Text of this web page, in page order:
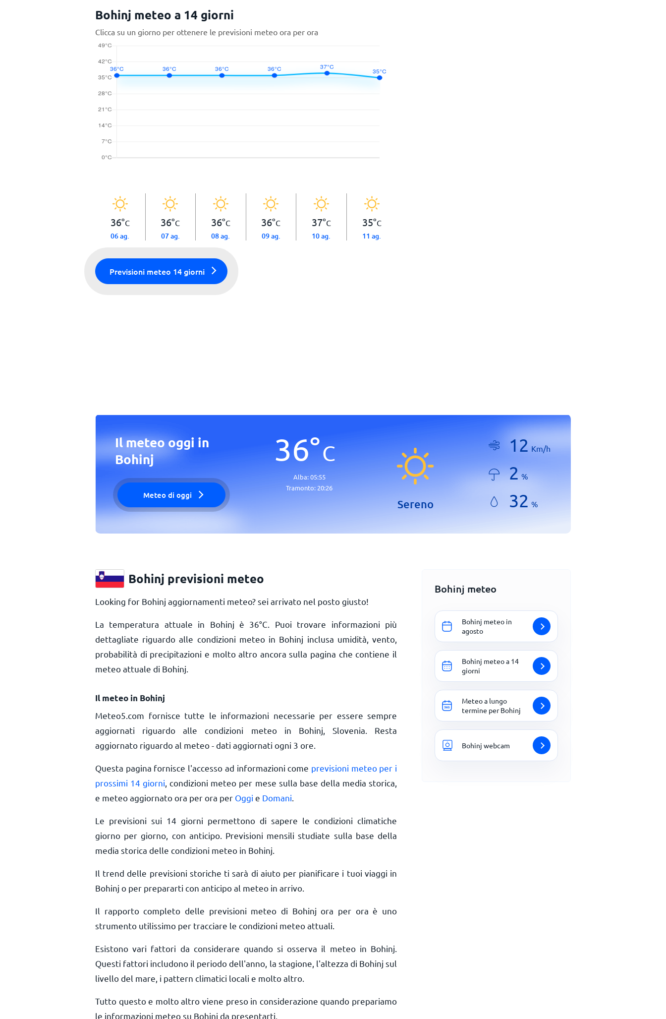
Bohinj meteo a 14 giorni
Clicca su un giorno per ottenere le previsioni meteo ora per ora
36°C
06 ag.
36°C
07 ag.
36°C
08 ag.
36°C
09 ag.
37°C
10 ag.
35°C
11 ag.
Previsioni meteo 14 giorni
Il meteo oggi in
Bohinj
Meteo di oggi
36°C
Alba:05:55
Tramonto: 20:26
Sereno
12 Km/h
2 %
32 %
Bohinj previsioni meteo
Looking for Bohinj aggiornamenti meteo? sei arrivato nel posto giusto!
La temperatura attuale in Bohinj è 36°C . Puoi trovare informazioni più
dettagliate riguardo alle condizioni meteo in Bohinj inclusa umidità, vento,
probabilità di precipitazioni e molto altro ancora sulla pagina che contiene il
meteo attuale di Bohinj.
Il meteo in Bohinj
Meteo5.com fornisce tutte le informazioni necessarie per essere sempre
aggiornati riguardo alle condizioni meteo in Bohinj, Slovenia. Resta
aggiornato riguardo al meteo - dati aggiornati ogni 3 ore.
Questa pagina fornisce l'accesso ad informazioni come previsioni meteo per i
prossimi 14 giorni , condizioni meteo per mese sulla base della media storica,
e meteo aggiornato ora per ora per Oggi e Domani
Le previsioni sui 14 giorni permettono di sapere le condizioni climatiche
giorno per giorno, con anticipo. Previsioni mensili studiate sulla base della
media storica delle condizioni meteo in Bohinj.
Il trend delle previsioni storiche ti sarà di aiuto per pianificare i tuoi viaggi in
Bohinj o per prepararti con anticipo al meteo in arrivo.
Il rapporto completo delle previsioni meteo di Bohinj ora per ora è uno
strumento utilissimo per tracciare le condizioni meteo attuali.
Esistono vari fattori da considerare quando si osserva il meteo in Bohinj.
Questi fattori includono il periodo dell'anno, la stagione, l'altezza di Bohinj sul
livello del mare, i pattern climatici locali e molto altro.
Tutto questo e molto altro viene preso in considerazione quando prepariamo
le informazioni meteo su Bohinj da presentarti.
Bohinj meteo
Bohinj meteo in
agosto
Bohinj meteo a 14
giorni
Meteo a lungo
termine per Bohinj
Bohinj webcam